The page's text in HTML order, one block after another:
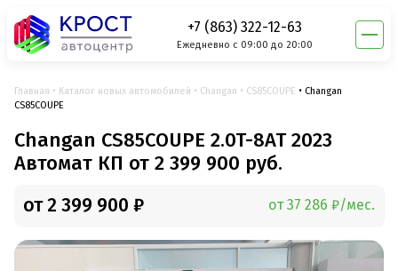
+7 (863) 322-12-63
Ежедневно с 09:00 до 20:00
Главная Каталог новых автомобилей Changan CS85COUPE
Changan
CS85COUPE
Changan CS85COUPE 2.0T-8АТ 2023
Автомат КП от 2 399 900 руб.
от 2 399 900 ₽ от 37 286 ₽/мес.